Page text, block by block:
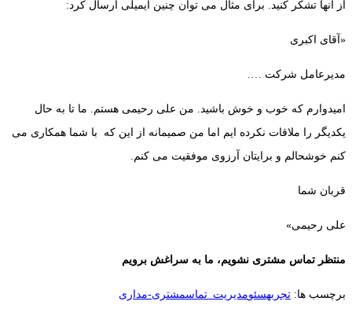
از آنها تشکر کنید. برای مثال می توان چنین ایمیلی ارسال کرد:
«آقای اکبری
مدیرعامل شرکت ….
امیدوارم که خوب و خوش باشید. من علی رحیمی هستم. ما تا به حال
یکدیگر را ملاقات نکرده ایم اما من صمیمانه از این که با شما همکاری می
کنم خوشحالم و برایتان آرزوی موفقیت می کنم.
قربان شما
علی رحیمی»
منتظر تماس مشتری نشویم، ما به سراغش برویم
برچسب ها: تجربهسئومدیریت_تماسمشتری-مداری